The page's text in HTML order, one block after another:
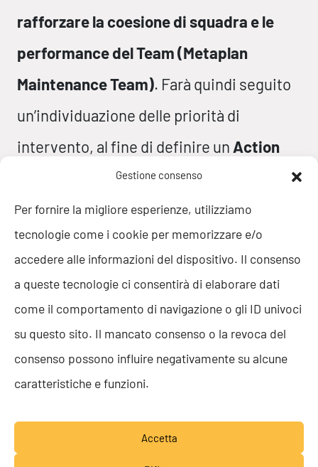
Gestione consenso
Per fornire la migliore esperienze, utilizziamo
tecnologie come i cookie per memorizzare e/o
accedere alle informazioni del dispositivo. Il consenso
a queste tecnologie ci consentirà di elaborare dati
come il comportamento di navigazione o gli ID univoci
su questo sito. Il mancato consenso o la revoca del
consenso possono influire negativamente su alcune
caratteristiche e funzioni.
Accetta
rafforzare la coesione di squadra e le
performance del Team (Metaplan
Maintenance Team). Farà quindi seguito
un’individuazione delle priorità di
intervento, al fine di definire un Action
e concretizzare gli obiettivi condivisi
tra Direzione Team e Team Operativo.